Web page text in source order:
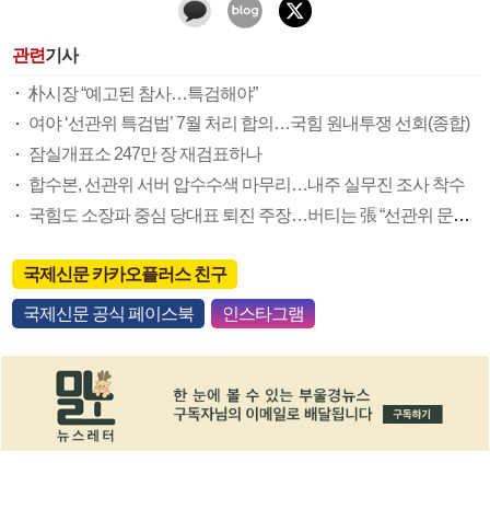
관련기사
朴시장 “예고된 참사…특검해야”
여야 ‘선관위 특검법’ 7월 처리 합의…국힘 원내투쟁 선회(종합)
잠실개표소 247만 장 재검표하나
합수본, 선관위 서버 압수수색 마무리…내주 실무진 조사 착수
국힘도 소장파 중심 당대표 퇴진 주장…버티는 張 “선관위 문제 우선”
국제신문 카카오플러스 친구
국제신문 공식 페이스북 인스타그램